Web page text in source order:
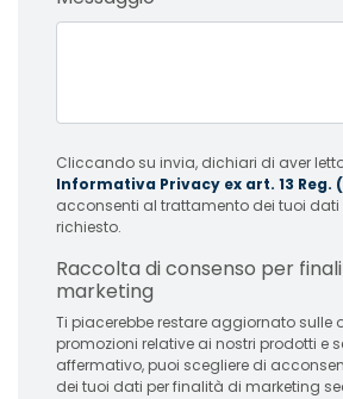
Cliccando su invia, dichiari di aver
Informativa Privacy ex art. 13 Reg.
acconsenti al trattamento dei tuoi dati
richiesto.
Raccolta di consenso per
marketing
Ti piacerebbe restare aggiornato sulle
promozioni relative ai nostri prodotti e servizi?
affermativo, puoi scegliere di
dei tuoi dati per finalità di marketing